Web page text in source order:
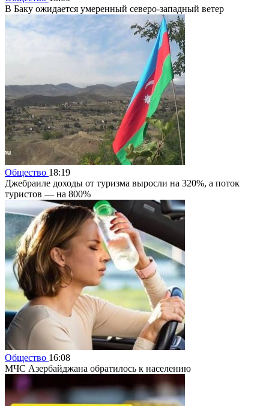
В Баку ожидается умеренный северо-западный ветер
Общество 18:19
Джебраиле доходы от туризма выросли на 320%, а поток
туристов — на 800%
Общество 16:08
МЧС Азербайджана обратилось к населению